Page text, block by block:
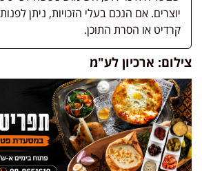
יוצרים. אם הנכם בעלי הזכויות, ניתן
קרדיט או הסרת התוכן.
צילום: ארכיון לע"מ